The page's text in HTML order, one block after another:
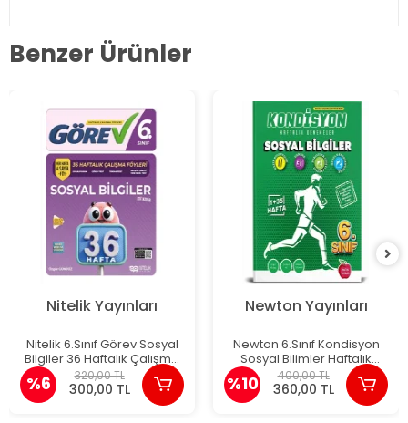
Benzer Ürünler
Nitelik Yayınları
Nitelik 6.Sınıf Görev Sosyal
Bilgiler 36 Haftalık Çalışma
Föyleri
%6 320,00 TL
300,00 TL
Newton Yayınları
Newton 6.Sınıf Kondisyon
Sosyal Bilimler Haftalık
Kazanım Denemeleri 36
Hafta
%10 400,00 TL
360,00 TL